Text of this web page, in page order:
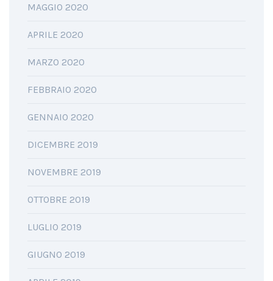
MAGGIO 2020
APRILE 2020
MARZO 2020
FEBBRAIO 2020
GENNAIO 2020
DICEMBRE 2019
NOVEMBRE 2019
OTTOBRE 2019
LUGLIO 2019
GIUGNO 2019